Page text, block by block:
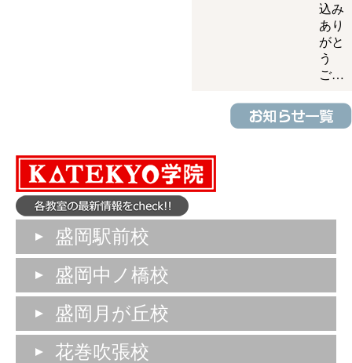
込み
あり
がと
う
ご…
盛岡駅前校
盛岡中ノ橋校
盛岡月が丘校
花巻吹張校